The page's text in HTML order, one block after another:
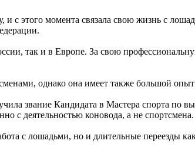
этого момента связала свою жизнь с
так и в Европе. За свою
однако она имеет также большой
звание Кандидата в Мастера спорта по
с деятельностью коновода, а не спортсмена.
с лошадьми, но и длительные переезды